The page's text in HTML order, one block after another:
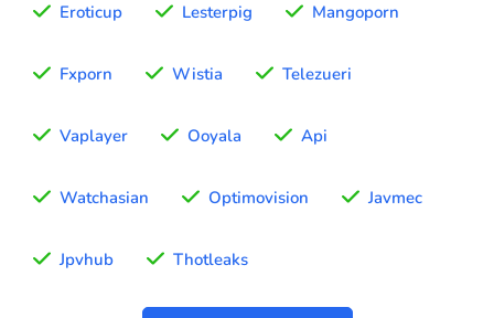
Eroticup Lesterpig Mangoporn
Fxporn Wistia Telezueri
Vaplayer Ooyala Api
Watchasian Optimovision Javmec
Jpvhub Thotleaks